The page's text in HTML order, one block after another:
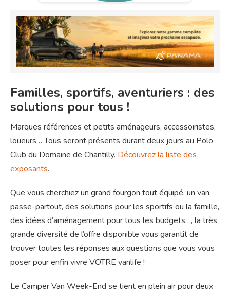
Familles, sportifs, aventuriers : des
solutions pour tous !
Marques références et petits aménageurs, accessoiristes,
loueurs… Tous seront présents durant deux jours au Polo
Club du Domaine de Chantilly. Découvrez la liste des
exposants.
Que vous cherchiez un grand fourgon tout équipé, un van
passe-partout, des solutions pour les sportifs ou la famille,
des idées d’aménagement pour tous les budgets…, la très
grande diversité de l’offre disponible vous garantit de
trouver toutes les réponses aux questions que vous vous
poser pour enfin vivre VOTRE vanlife !
Le Camper Van Week-End se tient en plein air pour deux